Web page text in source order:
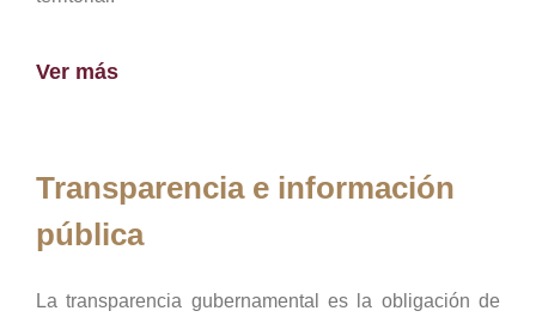
Ver más
Transparencia e información
pública
La transparencia gubernamental es la obligación de